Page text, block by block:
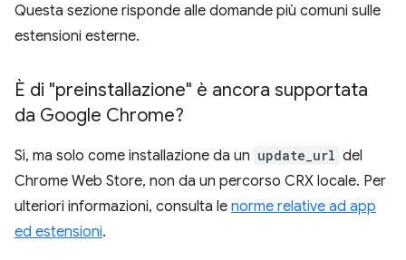
Questa sezione risponde alle domande più comuni sulle
estensioni esterne.
È di "preinstallazione" è ancora supportata
da Google Chrome?
Sì, ma solo come installazione da un update_url del
Chrome Web Store, non da un percorso CRX locale. Per
ulteriori informazioni, consulta le norme relative ad app
ed estensioni.